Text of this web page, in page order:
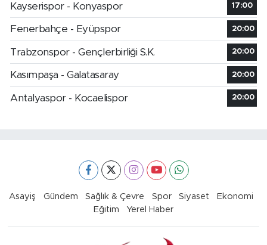
Kayserispor - Konyaspor
17:00
Fenerbahçe - Eyüpspor 20:00
Trabzonspor - Gençlerbirliği S.K. 20:00
Kasımpaşa - Galatasaray 20:00
Antalyaspor - Kocaelispor 20:00
Asayiş Gündem Sağlık & Çevre Spor Siyaset
Ekonomi
Eğitim
Yerel Haber